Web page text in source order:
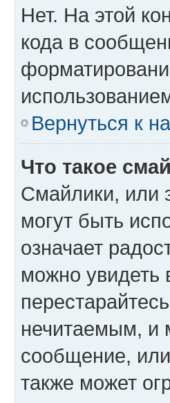
Нет. На этой
кода в
Вернуться к
Что такое
Смайлики, или
могут быть
означает
можно увидеть
нечитаемым, и
сообщение,
также может